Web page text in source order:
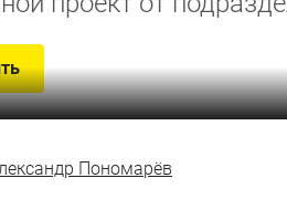
Пономарёв